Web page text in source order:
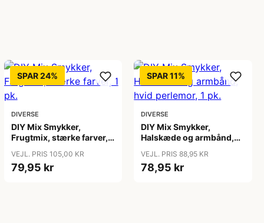
SPAR 24%
DIVERSE
DIY Mix Smykker,
Frugtmix, stærke farver, 1
VEJL. PRIS 105,00 KR
79,95 kr
SPAR 11%
DIVERSE
DIY Mix Smykker,
Halskæde og armbånd,
VEJL. PRIS 88,95 KR
78,95 kr